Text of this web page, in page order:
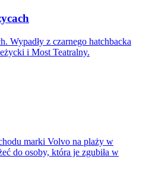
Wypadły z czarnego hatchbacka
i Most Teatralny.
marki Volvo na plaży w
do osoby, która je zgubiła w